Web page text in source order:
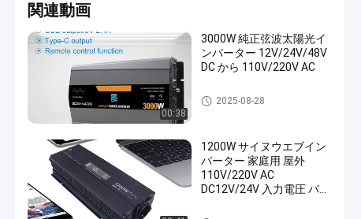
関連動画
00:38
3000W 純正弦波太陽光イ
ンバーター 12V/24V/48V
DC から 110V/220V AC
力インバーター
2025-08-28
1200W サイヌウエブイン
バーター 家庭用 屋外
110V/220V AC
DC12V/24V 入力電圧 パー